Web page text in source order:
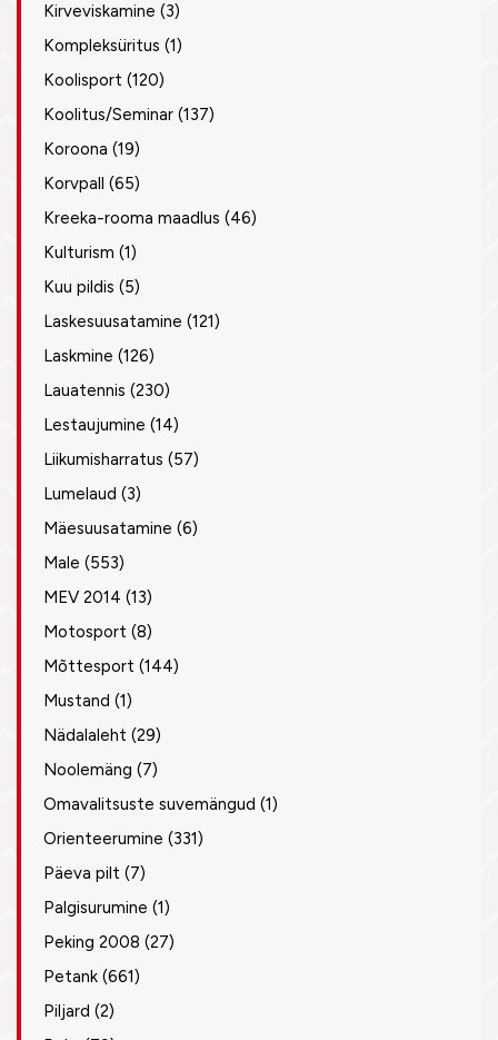
Kirveviskamine (3)
Kompleksüritus (1)
Koolisport (120)
Koolitus/Seminar (137)
Koroona (19)
Korvpall (65)
Kreeka-rooma maadlus (46)
Kulturism (1)
Kuu pildis (5)
Laskesuusatamine (121)
Laskmine (126)
Lauatennis (230)
Lestaujumine (14)
Liikumisharratus (57)
Lumelaud (3)
Mäesuusatamine (6)
Male (553)
MEV 2014 (13)
Motosport (8)
Mõttesport (144)
Mustand (1)
Nädalaleht (29)
Noolemäng (7)
Omavalitsuste suvemängud (1)
Orienteerumine (331)
Päeva pilt (7)
Palgisurumine (1)
Peking 2008 (27)
Petank (661)
Piljard (2)